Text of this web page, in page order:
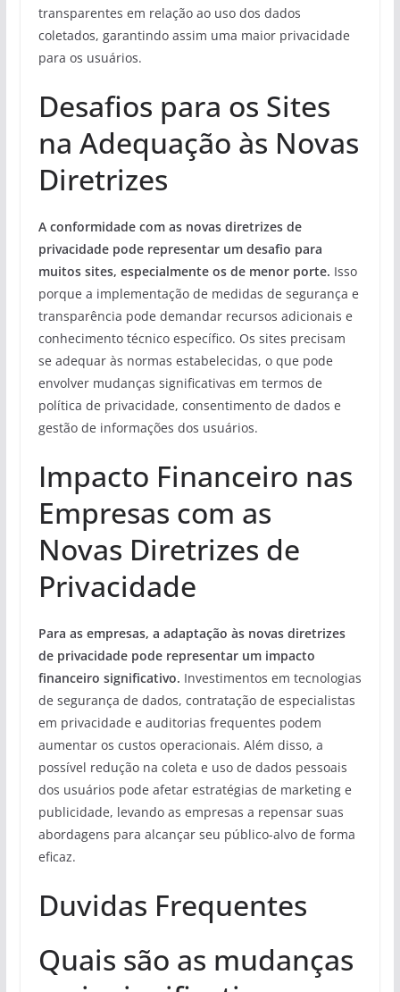
transparentes em relação ao uso dos dados
coletados, garantindo assim uma maior privacidade
para os usuários.
Desafios para os Sites
na Adequação às Novas
Diretrizes
A conformidade com as novas diretrizes de
privacidade pode representar um desafio para
muitos sites, especialmente os de menor porte. Isso
porque a implementação de medidas de segurança e
transparência pode demandar recursos adicionais e
conhecimento técnico específico. Os sites precisam
se adequar às normas estabelecidas, o que pode
envolver mudanças significativas em termos de
política de privacidade, consentimento de dados e
gestão de informações dos usuários.
Impacto Financeiro nas
Empresas com as
Novas Diretrizes de
Privacidade
Para as empresas, a adaptação às novas diretrizes
de privacidade pode representar um impacto
financeiro significativo. Investimentos em tecnologias
de segurança de dados, contratação de especialistas
em privacidade e auditorias frequentes podem
aumentar os custos operacionais. Além disso, a
possível redução na coleta e uso de dados pessoais
dos usuários pode afetar estratégias de marketing e
publicidade, levando as empresas a repensar suas
abordagens para alcançar seu público-alvo de forma
eficaz.
Duvidas Frequentes
Quais são as mudanças